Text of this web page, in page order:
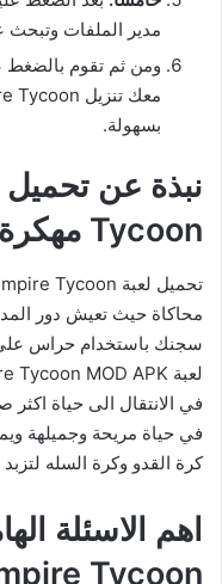
مدير الملفات وتبحث
ومن ثم تقوم بالضغط
بسهولة.
Tycoon مهكرة للاندرويد
محاكاة حيث تعيش دور
في الانتقال الى حياة
في حياة مريحة وجميلهة
كرة القدو وكرة السله
اهم الاسئلة
Tycoon